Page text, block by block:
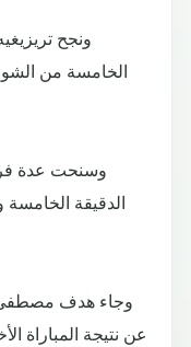
ونجح
الخامسة من
وسنحت عدة
الدقيقة الخامسة
وجاء هدف مصطفى